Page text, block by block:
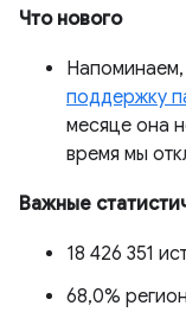
Что нового
Напоминаем,
поддержку
месяце она
время мы
Важные
18 426 351
68,0%